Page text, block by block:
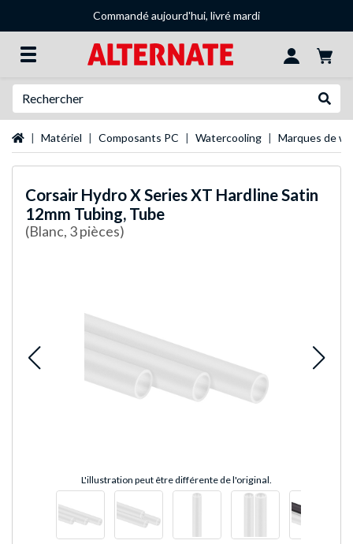
Commandé aujourd'hui, livré mardi
Page d'accueil
Matériel Composants PC Watercooling Marques de
Corsair Hydro X Series XT Hardline Satin
12mm Tubing, Tube
(Blanc, 3 pièces)
L'illustration peut être différente de l'original.